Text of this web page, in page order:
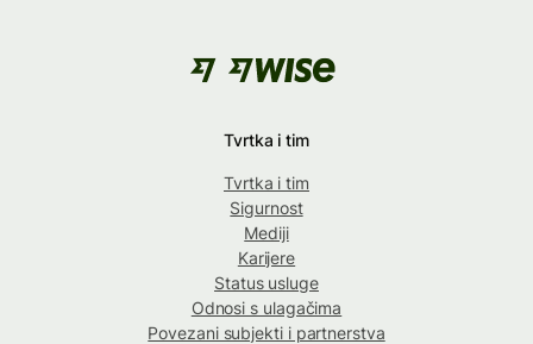
Tvrtka i tim
Tvrtka i tim
Sigurnost
Mediji
Karijere
Status usluge
Odnosi s ulagačima
Povezani subjekti i partnerstva